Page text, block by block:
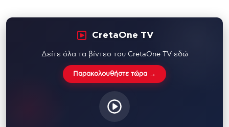
CretaOne TV
Δείτε όλα τα βίντεο του CretaOne TV εδώ
Παρακολουθήστε τώρα →